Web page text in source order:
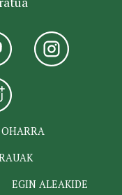
EGIN ALEAKIDE